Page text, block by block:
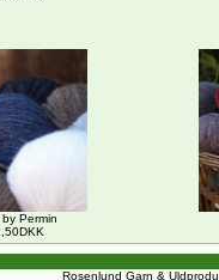
Permin
Rosenlund Garn &